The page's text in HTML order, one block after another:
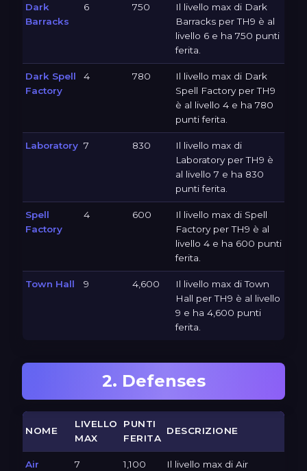
Dark
Barracks
6 750
Il livello max di Dark
Barracks per TH9 è al
livello 6 e ha 750 punti
ferita.
Dark Spell
Factory
4 780
Il livello max di Dark
Spell Factory per TH9
è al livello 4 e ha 780
punti ferita.
Laboratory 7 830
Il livello max di
Laboratory per TH9 è
al livello 7 e ha 830
punti ferita.
Spell
Factory
4 600
Il livello max di Spell
Factory per TH9 è al
livello 4 e ha 600 punti
ferita.
Town Hall 9 4,600
Il livello max di Town
Hall per TH9 è al livello
9 e ha 4,600 punti
ferita.
2. Defenses
NOME
LIVELLO
MAX
PUNTI
FERITA
DESCRIZIONE
Air 7 1,100 Il livello max di Air